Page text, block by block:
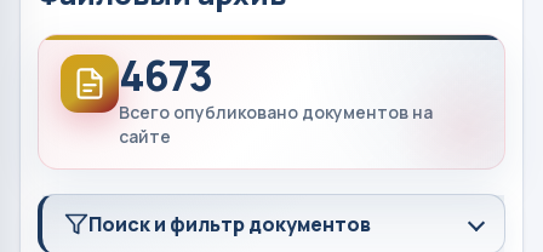
4673
Всего опубликовано документов на
сайте
Поиск и фильтр документов